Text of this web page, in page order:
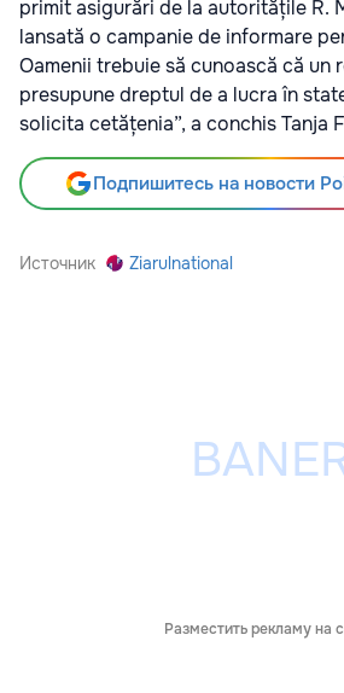
primit asigurări de la autoritățile R.
lansată o campanie de informare
Oamenii trebuie să cunoască că un
presupune dreptul de a lucra în
solicita cetățenia”, a conchis Tanja
Подпишитесь на новости
Источник Ziarulnational
Разместить рекламу на